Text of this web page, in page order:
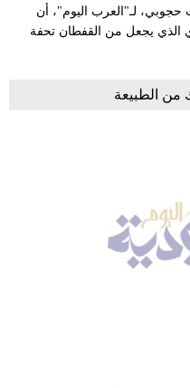
حجوبي، لـ"العرب اليوم"، أن
الذي يجعل من القفطان تحفة
الطبيعة